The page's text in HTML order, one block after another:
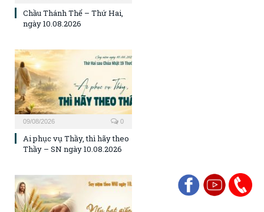
Chầu Thánh Thể – Thứ Hai,
ngày 10.08.2026
09/08/2026 0
Ai phục vụ Thầy, thì hãy theo
Thầy – SN ngày 10.08.2026